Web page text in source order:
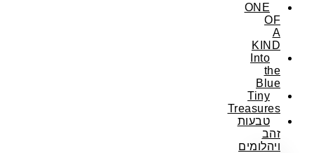
ONE
OF
A
KIND
Into
the
Blue
Tiny
Treasures
טבעות
זהב
ויהלומים